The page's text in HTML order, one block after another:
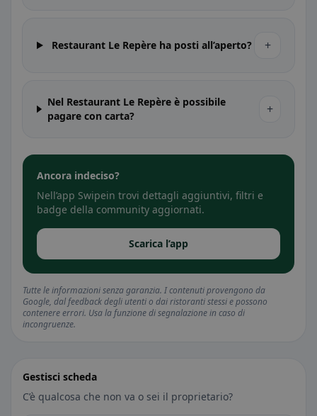
Restaurant Le Repère ha posti all’aperto? +
Nel Restaurant Le Repère è possibile
pagare con carta?
+
Ancora indeciso?
Nell’app Swipein trovi dettagli aggiuntivi, filtri e
badge della community aggiornati.
Scarica l’app
Tutte le informazioni senza garanzia. I contenuti provengono da
Google, dal feedback degli utenti o dai ristoranti stessi e possono
contenere errori. Usa la funzione di segnalazione in caso di
incongruenze.
Gestisci scheda
C’è qualcosa che non va o sei il proprietario?